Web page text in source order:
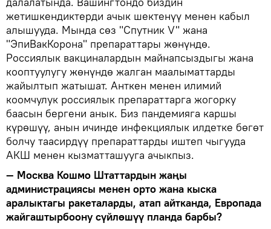
жетишкендиктерди ачык шектенүү менен кабыл
алышууда. Мында сөз "Спутник V" жана
"ЭпиВакКорона" препараттары жөнүндө.
Россиялык вакциналардын майнапсыздыгы жана
кооптуулугу жөнүндө жалган маалыматтарды
жайылтып жатышат. Анткен менен илимий
коомчулук россиялык препараттарга жогорку
баасын бергени анык. Биз пандемияга каршы
күрөшүү, анын ичинде инфекциялык илдетке бөгөт
болчу таасирдүү препараттарды иштеп чыгууда
АКШ менен кызматташууга ачыкпыз.
— Москва Кошмо Штаттардын жаңы
администрациясы менен орто жана кыска
аралыктагы ракеталарды, атап айтканда, Европада
жайгаштырбоону сүйлөшүү планда барбы?